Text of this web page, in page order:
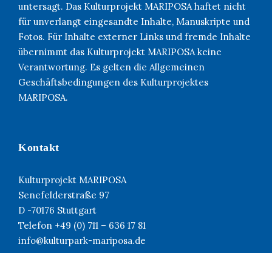
untersagt. Das Kulturprojekt MARIPOSA haftet nicht
für unverlangt eingesandte Inhalte, Manuskripte und
Fotos. Für Inhalte externer Links und fremde Inhalte
übernimmt das Kulturprojekt MARIPOSA keine
Verantwortung. Es gelten die Allgemeinen
Geschäftsbedingungen des Kulturprojektes
MARIPOSA.
Kontakt
Kulturprojekt MARIPOSA
Senefelderstraße 97
D -70176 Stuttgart
Telefon +49 (0) 711 – 636 17 81
info@kulturpark-mariposa.de